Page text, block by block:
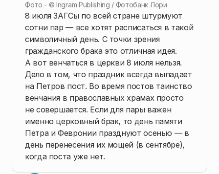
Фото - ©Ingram Publishing / Фотобанк Лори
8 июля ЗАГСы по всей стране штурмуют
сотни пар — все хотят расписаться в такой
символичный день. С точки зрения
гражданского брака это отличная идея.
А вот венчаться в церкви 8 июля нельзя.
Дело в том, что праздник всегда выпадает
на Петров пост. Во время постов таинство
венчания в православных храмах просто
не совершается. Если для пары важен
именно церковный брак, то день памяти
Петра и Февронии празднуют осенью — в
день перенесения их мощей (в сентябре),
когда поста уже нет.